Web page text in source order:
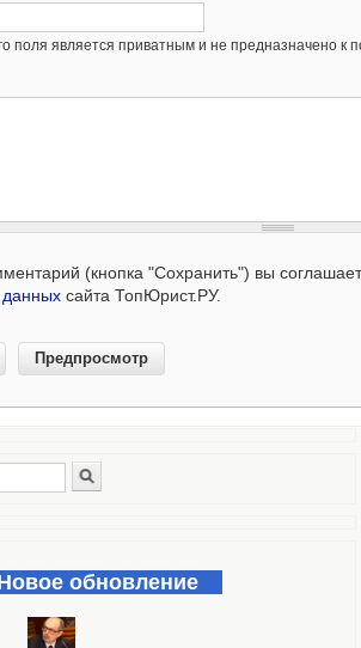
поля является приватным и не предназначено к
(кнопка "Сохранить") вы
сайта ТопЮрист.РУ.
обновление